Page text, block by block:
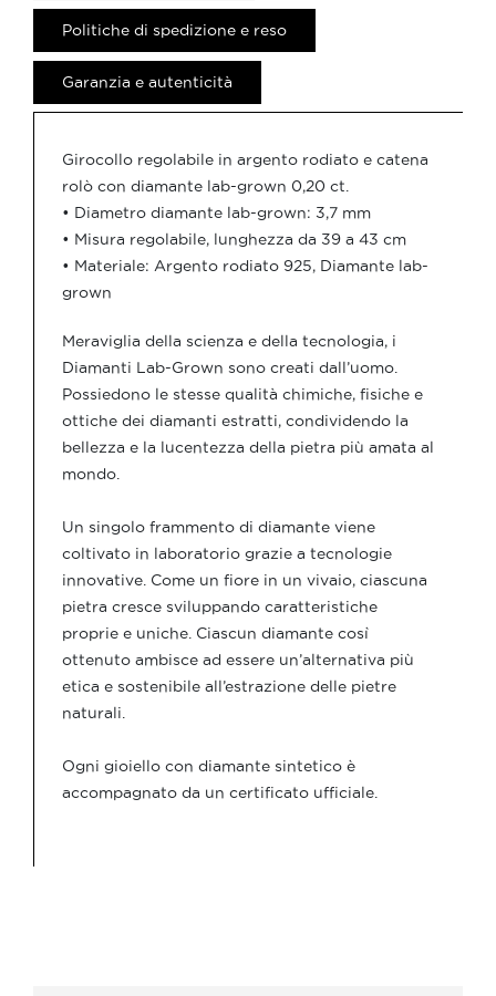
Politiche di spedizione e reso
Garanzia e autenticità
Girocollo regolabile in argento rodiato e catena
rolò con diamante lab-grown 0,20 ct.
• Diametro diamante lab-grown: 3,7 mm
• Misura regolabile, lunghezza da 39 a 43 cm
• Materiale: Argento rodiato 925, Diamante lab-
grown
Meraviglia della scienza e della tecnologia, i
Diamanti Lab-Grown sono creati dall’uomo.
Possiedono le stesse qualità chimiche, fisiche e
ottiche dei diamanti estratti, condividendo la
bellezza e la lucentezza della pietra più amata al
mondo.
Un singolo frammento di diamante viene
coltivato in laboratorio grazie a tecnologie
innovative. Come un fiore in un vivaio, ciascuna
pietra cresce sviluppando caratteristiche
proprie e uniche. Ciascun diamante così
ottenuto ambisce ad essere un’alternativa più
etica e sostenibile all’estrazione delle pietre
naturali.
Ogni gioiello con diamante sintetico è
accompagnato da un certificato ufficiale.